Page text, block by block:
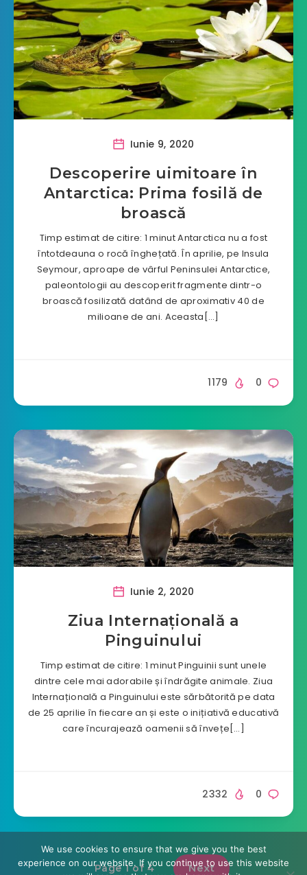
Iunie 9, 2020
Descoperire uimitoare în
Antarctica: Prima fosilă de
broască
Timp estimat de citire: 1 minut Antarctica nu a fost
întotdeauna o rocă înghețată. În aprilie, pe Insula
Seymour, aproape de vârful Peninsulei Antarctice,
paleontologii au descoperit fragmente dintr-o
broască fosilizată datând de aproximativ 40 de
milioane de ani. Aceasta[…]
0
1179
Iunie 2, 2020
Ziua Internațională a
Pinguinului
Timp estimat de citire: 1 minut Pinguinii sunt unele
dintre cele mai adorabile și îndrăgite animale. Ziua
Internațională a Pinguinului este sărbătorită pe data
de 25 aprilie în fiecare an și este o inițiativă educativă
care încurajează oamenii să învețe[…]
0
2332
Page 1 of 4 Next
We use cookies to ensure that we give you the best
experience on our website. If you continue to use this website